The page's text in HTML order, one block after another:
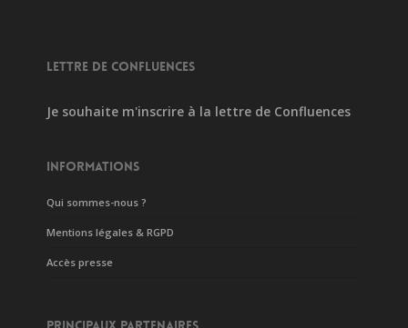
LETTRE DE CONFLUENCES
Je souhaite m'inscrire à la lettre de Confluences
INFORMATIONS
Qui sommes-nous ?
Mentions légales & RGPD
Accès presse